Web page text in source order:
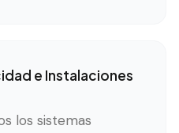
e Instalaciones
los sistemas